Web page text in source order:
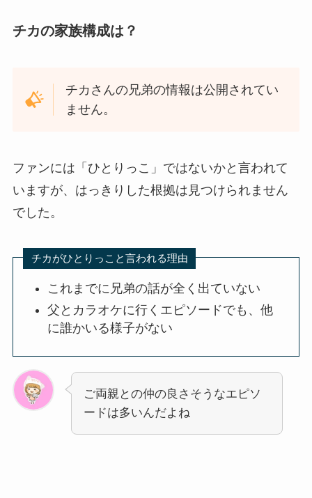
チカの家族構成は？
チカさんの兄弟の情報は公開されてい
ません。
ファンには「ひとりっこ」ではないかと言われて
いますが、はっきりした根拠は見つけられません
でした。
チカがひとりっこと言われる理由
これまでに兄弟の話が全く出ていない
父とカラオケに行くエピソードでも、他
に誰かいる様子がない
ご両親との仲の良さそうなエピソ
ードは多いんだよね